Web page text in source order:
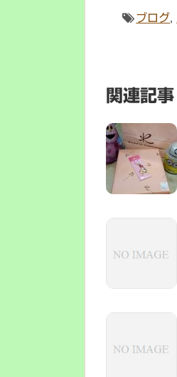
ブログ
関連記事